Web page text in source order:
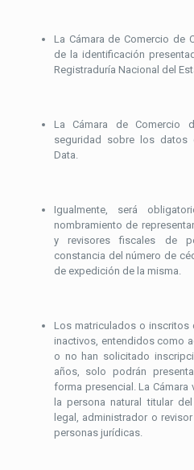
La Cámara de Comercio de
de la identificación
Registraduría Nacional del
La Cámara de Comercio
seguridad sobre los datos
Data.
Igualmente, será
nombramiento de
y revisores fiscales de
constancia del número de
de expedición de la misma.
Los matriculados o inscritos
inactivos, entendidos como
o no han solicitado
años, solo podrán
forma presencial. La
la persona natural titular
legal, administrador o
personas jurídicas.